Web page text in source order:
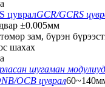
GCR/GCRS
±0.005мм
зам, бүрэн
шахах
шугаман модулиуд
OCB цуврал